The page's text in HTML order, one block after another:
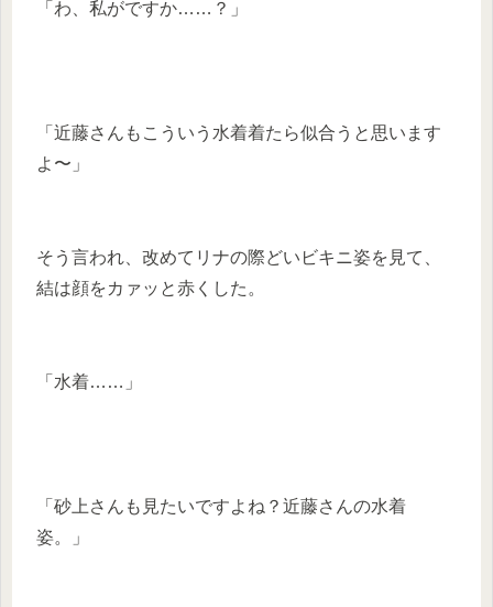
「わ、私がですか……？」
「近藤さんもこういう水着着たら似合うと思います
よ〜」
そう言われ、改めてリナの際どいビキニ姿を見て、
結は顔をカァッと赤くした。
「水着……」
「砂上さんも見たいですよね？近藤さんの水着
姿。」